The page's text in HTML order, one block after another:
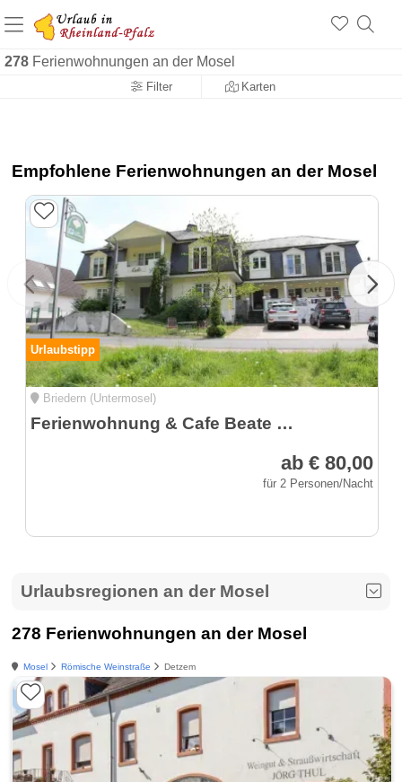
278 Ferienwohnungen an der Mosel
Filter Karten
+1.500 Unterkünfte in Rheinland-Pfalz
+1.000 Sehenswürdigkeiten
Empfohlene Ferienwohnungen an der Mosel
Urlaubstipp
Briedern (Untermosel)
Ferienwohnung & Cafe Beate Klering
ab € 80,00
für 2 Personen/Nacht
Urlaubsregionen an der Mosel
278 Ferienwohnungen an der Mosel
Mosel Römische Weinstraße Detzem